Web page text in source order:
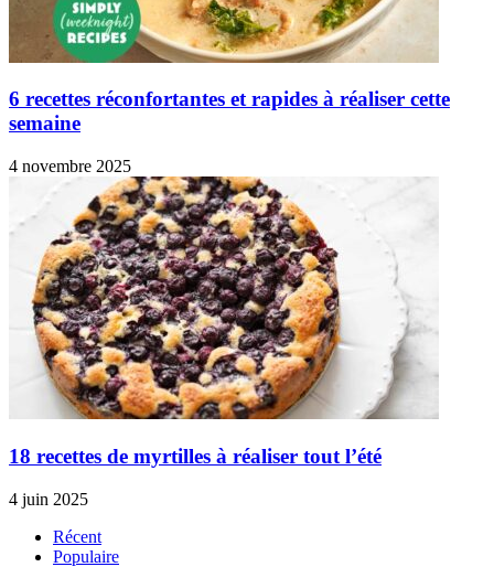
6 recettes réconfortantes et rapides à réaliser cette
semaine
4 novembre 2025
18 recettes de myrtilles à réaliser tout l’été
4 juin 2025
Récent
Populaire